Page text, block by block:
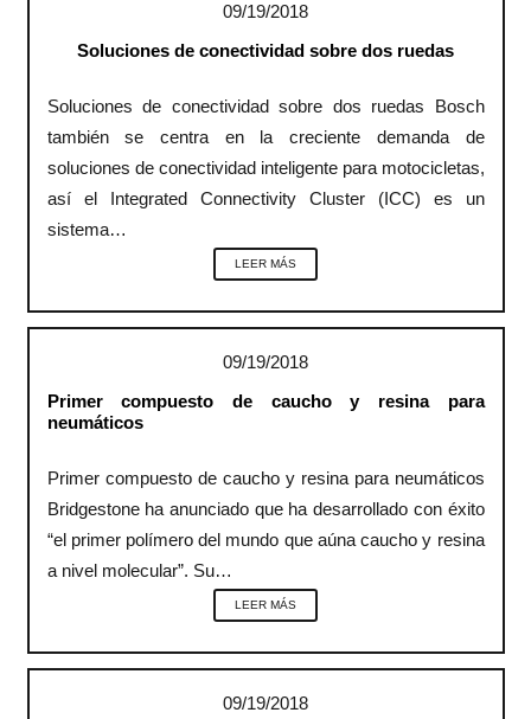
09/19/2018
Soluciones de conectividad sobre dos ruedas
Soluciones de conectividad sobre dos ruedas Bosch
también se centra en la creciente demanda de
soluciones de conectividad inteligente para motocicletas,
así el Integrated Connectivity Cluster (ICC) es un
sistema…
LEER MÁS
09/19/2018
Primer compuesto de caucho y resina para
neumáticos
Primer compuesto de caucho y resina para neumáticos
Bridgestone ha anunciado que ha desarrollado con éxito
“el primer polímero del mundo que aúna caucho y resina
a nivel molecular”. Su…
LEER MÁS
09/19/2018